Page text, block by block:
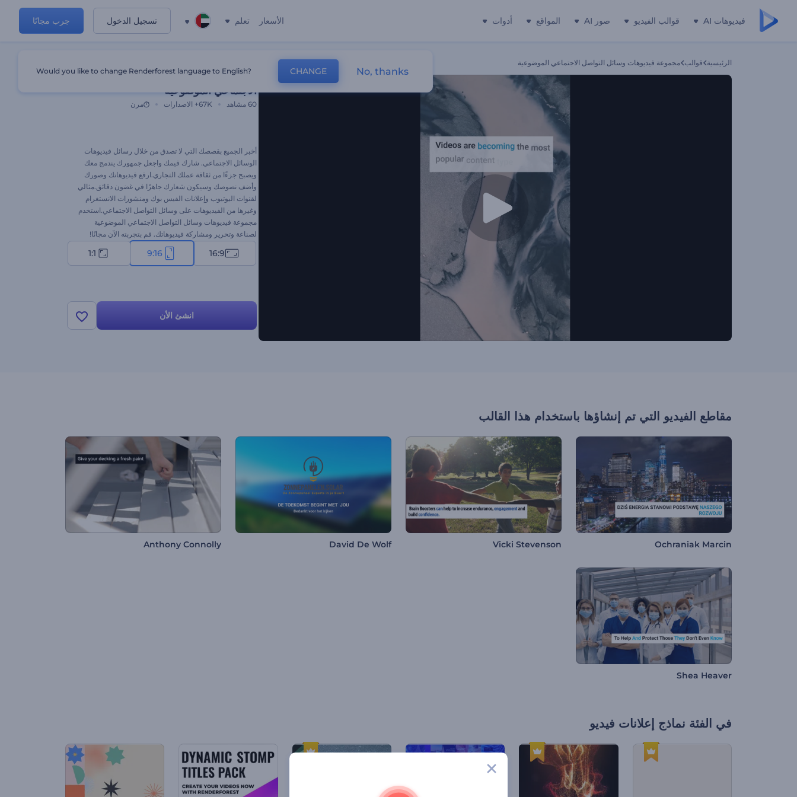
فيديوهات AI قوالب الفيديو صور AI المواقع أدوات الأسعار تعلم تسجيل الدخول جرب مجانًا
الرئيسية قوالب مجموعة فيديوهات وسائل التواصل الاجتماعي الموضوعية
الاجتماعي الموضوعية
60 مشاهد 67K+ الاصدارات مرن
أخبر الجميع بقصصك التي لا تصدق من خلال رسائل فيديوهات
الوسائل الاجتماعي. شارك قيمك واجعل جمهورك يندمج معك
ويصبح جزءًا من ثقافة عملك التجاري.ارفع فيديوهاتك وصورك
وأضف نصوصك وسيكون شعارك جاهزًا في غضون دقائق.مثالي
لقنوات اليوتيوب وإعلانات الفيس بوك ومنشورات الانستغرام
وغيرها من الفيديوهات على وسائل التواصل الاجتماعي.استخدم
مجموعة فيديوهات وسائل التواصل الاجتماعي الموضوعية
لصناعة وتحرير ومشاركة فيديوهاتك. قم بتجربته الآن مجانًا!
16:9
9:16
1:1
انشئ الأن
مقاطع الفيديو التي تم إنشاؤها باستخدام هذا القالب
Ochraniak Marcin
Vicki Stevenson
David De Wolf
Anthony Connolly
Shea Heaver
في الفئة نماذج إعلانات فيديو
Would you like to change Renderforest language to English? CHANGE No, thanks